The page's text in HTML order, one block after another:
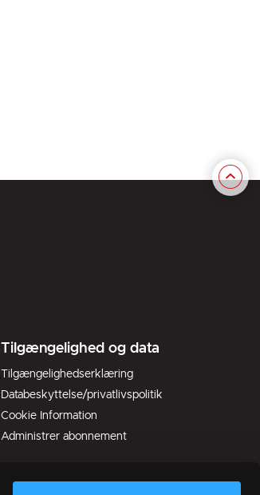
Tilgængelighed og data
Tilgængelighedserklæring
Databeskyttelse/privatlivspolitik
Cookie Information
Administrer abonnement